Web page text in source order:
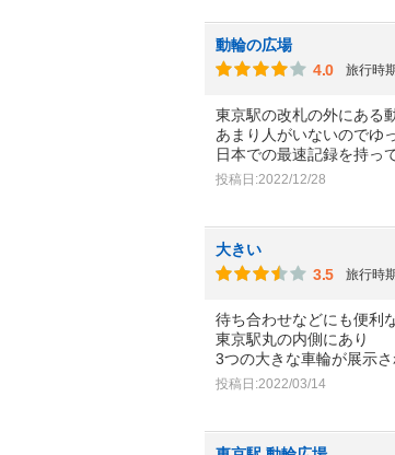
動輪の広場
4.0
旅行時
東京駅の改札の外にある
あまり人がいないのでゆ
日本での最速記録を持っ
投稿日:2022/12/28
大きい
3.5
旅行時
待ち合わせなどにも便利
東京駅丸の内側にあり
3つの大きな車輪が展示
投稿日:2022/03/14